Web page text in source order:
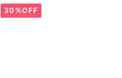
30%OFF